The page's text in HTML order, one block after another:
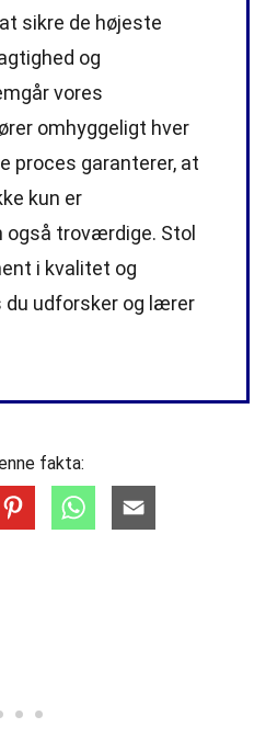
sikre de højeste
og
vores
omhyggeligt hver
proces garanterer, at
kun er
også troværdige. Stol
i kvalitet og
udforsker og lærer
fakta: